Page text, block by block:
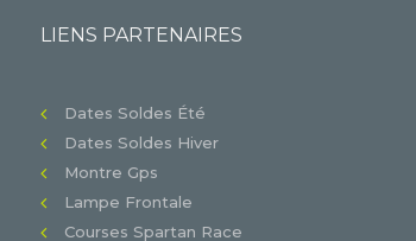
LIENS PARTENAIRES
Dates Soldes Été
Dates Soldes Hiver
Montre Gps
Lampe Frontale
Courses Spartan Race